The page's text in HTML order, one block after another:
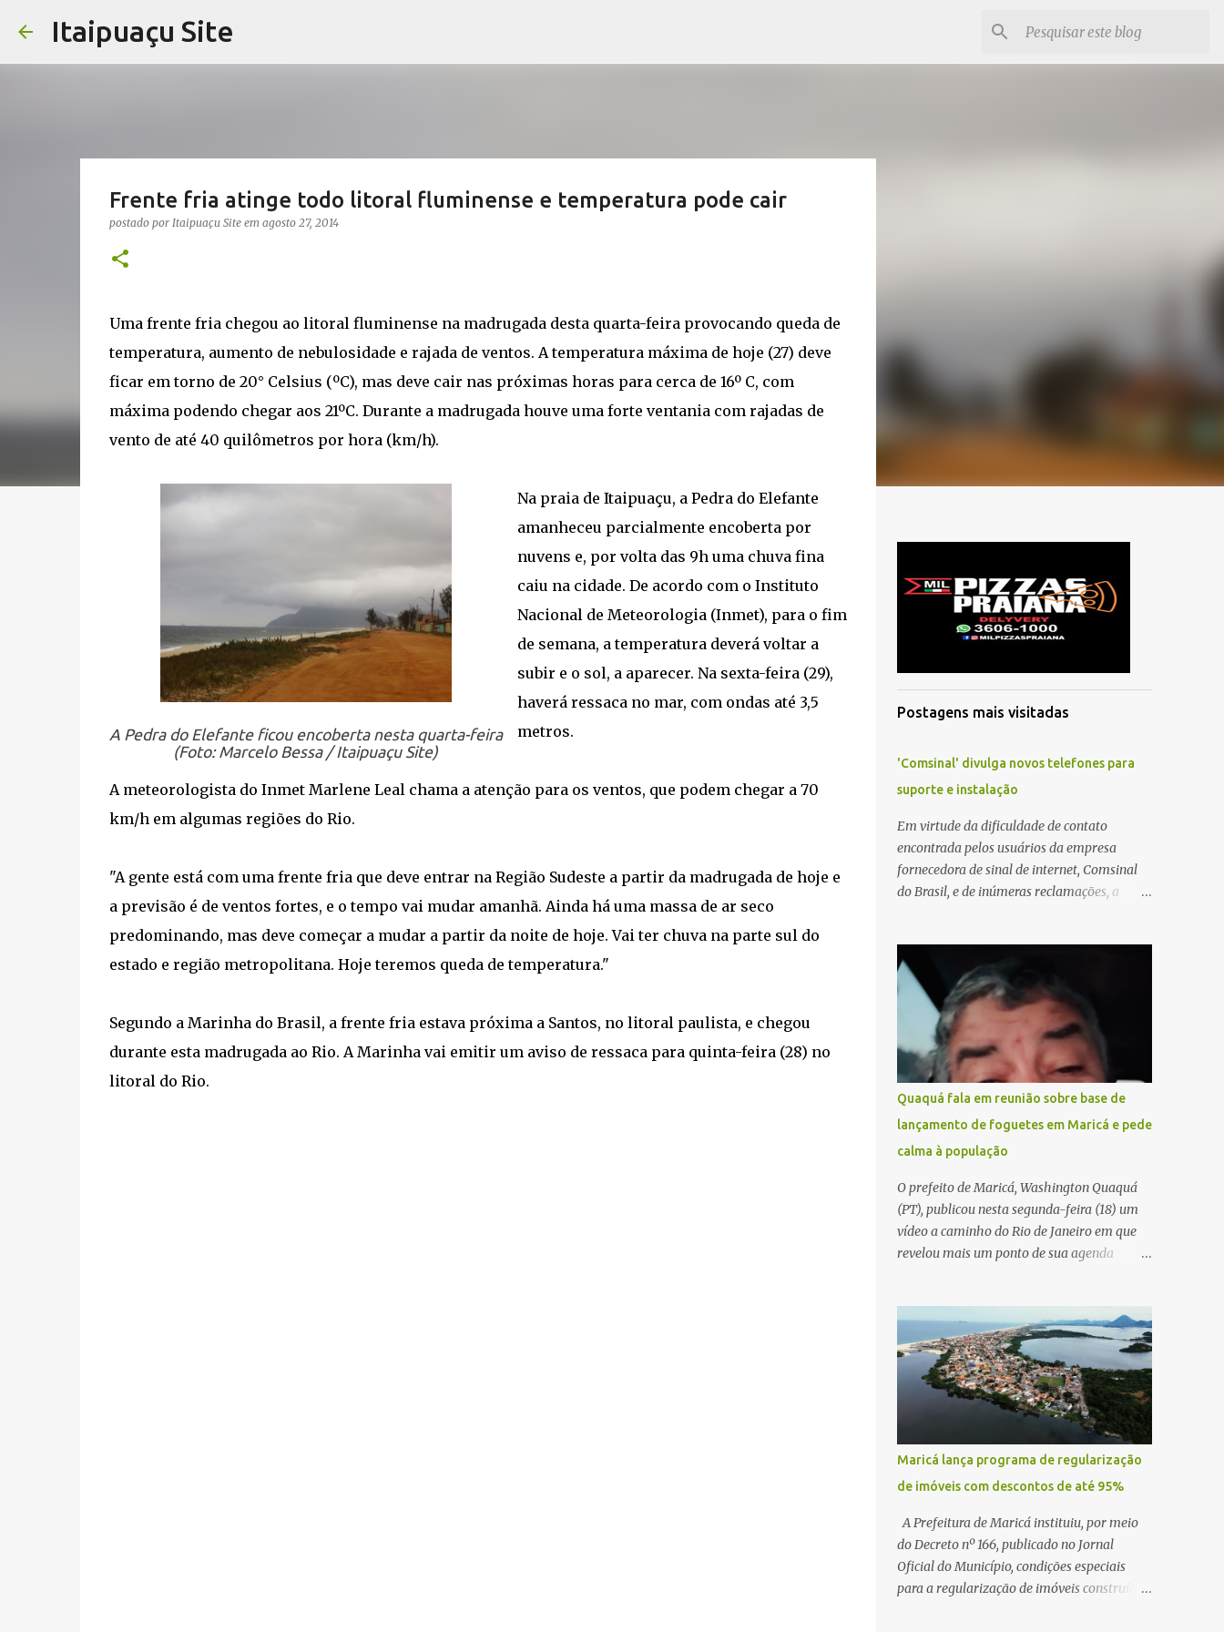
Itaipuaçu Site
Frente fria atinge todo litoral fluminense e temperatura pode cair
postado por Itaipuaçu Site em agosto 27, 2014
Uma frente fria chegou ao litoral fluminense na madrugada desta quarta-feira provocando queda de
temperatura, aumento de nebulosidade e rajada de ventos. A temperatura máxima de hoje (27) deve
ficar em torno de 20° Celsius (ºC), mas deve cair nas próximas horas para cerca de 16º C, com
máxima podendo chegar aos 21ºC. Durante a madrugada houve uma forte ventania com rajadas de
vento de até 40 quilômetros por hora (km/h).
A Pedra do Elefante ficou encoberta nesta quarta-feira
(Foto: Marcelo Bessa / Itaipuaçu Site)
Na praia de Itaipuaçu, a Pedra do Elefante
amanheceu parcialmente encoberta por
nuvens e, por volta das 9h uma chuva fina
caiu na cidade. De acordo com o Instituto
Nacional de Meteorologia (Inmet), para o fim
de semana, a temperatura deverá voltar a
subir e o sol, a aparecer. Na sexta-feira (29),
haverá ressaca no mar, com ondas até 3,5
metros.
A meteorologista do Inmet Marlene Leal chama a atenção para os ventos, que podem chegar a 70
km/h em algumas regiões do Rio.
"A gente está com uma frente fria que deve entrar na Região Sudeste a partir da madrugada de hoje e
a previsão é de ventos fortes, e o tempo vai mudar amanhã. Ainda há uma massa de ar seco
predominando, mas deve começar a mudar a partir da noite de hoje. Vai ter chuva na parte sul do
estado e região metropolitana. Hoje teremos queda de temperatura."
Segundo a Marinha do Brasil, a frente fria estava próxima a Santos, no litoral paulista, e chegou
durante esta madrugada ao Rio. A Marinha vai emitir um aviso de ressaca para quinta-feira (28) no
litoral do Rio.
Postagens mais visitadas
'Comsinal' divulga novos telefones para
suporte e instalação
Em virtude da dificuldade de contato
encontrada pelos usuários da empresa
fornecedora de sinal de internet, Comsinal
do Brasil, e de inúmeras reclamações, a
suporte técnico. Confira, a seguir: 2623-
5858, 2623-9006 e 26235651
Quaquá fala em reunião sobre base de
lançamento de foguetes em Maricá e pede
calma à população
O prefeito de Maricá, Washington Quaquá
(PT), publicou nesta segunda-feira (18) um
vídeo a caminho do Rio de Janeiro em que
revelou mais um ponto de sua agenda
pessoal, para tratar da possibilidade de
construir no município uma base e centro de
lançamento de foguetes e satélites. A
declaração chamou atenção pela ousadia do
projeto, que colocaria Maricá em um novo
patamar de visibilidade tecnológica e
estratégica. Segundo Quaquá, a conversa
será o início de um debate maior sobre a
viabilidade dessa estrutura na cidade.
Durante o vídeo, o prefeito também
respondeu às críticas que vem recebendo.
Segundo ele, muitas pessoas estão dizendo
que promete muito, mas não estaria
Maricá lança programa de regularização
de imóveis com descontos de até 95%
A Prefeitura de Maricá instituiu, por meio
do Decreto nº 166, publicado no Jornal
Oficial do Município, condições especiais
para a regularização de imóveis construídos